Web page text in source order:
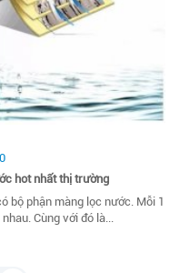
hot nhất thị trường
bộ phận màng lọc nước. Mỗi 1
Cùng với đó là...